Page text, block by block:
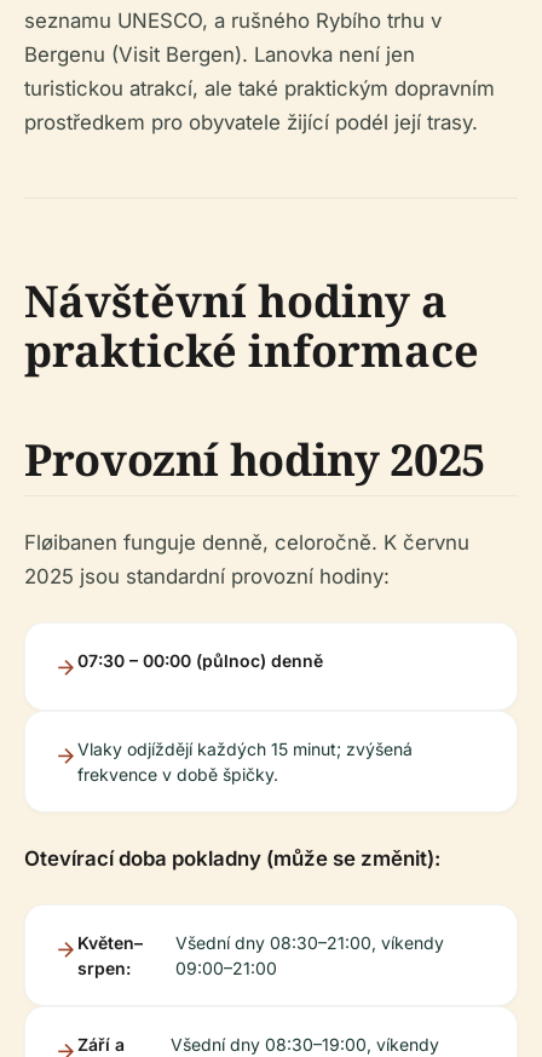
seznamu UNESCO, a rušného Rybího trhu v
Bergenu (Visit Bergen). Lanovka není jen
turistickou atrakcí, ale také praktickým dopravním
prostředkem pro obyvatele žijící podél její trasy.
Návštěvní hodiny a
praktické informace
Provozní hodiny 2025
Fløibanen funguje denně, celoročně. K červnu
2025 jsou standardní provozní hodiny:
07:30 – 00:00 (půlnoc) denně
Vlaky odjíždějí každých 15 minut; zvýšená
frekvence v době špičky.
Otevírací doba pokladny (může se změnit):
Květen–
srpen:
Všední dny 08:30–21:00, víkendy
09:00–21:00
Září a
Všední dny 08:30–19:00, víkendy